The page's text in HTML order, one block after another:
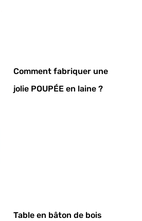
Comment fabriquer une
jolie POUPÉE en laine ?
Table en bâton de bois